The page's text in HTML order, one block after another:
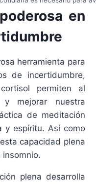
en
herramienta para
de incertidumbre,
permiten al
y mejorar nuestra
de meditación
y espíritu. Así como
capacidad plena
plena desarrolla